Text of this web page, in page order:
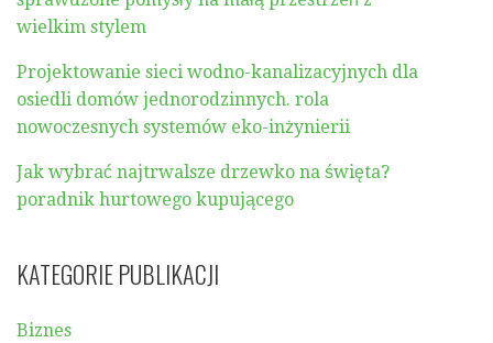
wielkim stylem
Projektowanie sieci wodno-kanalizacyjnych dla
osiedli domów jednorodzinnych. rola
nowoczesnych systemów eko-inżynierii
Jak wybrać najtrwalsze drzewko na święta?
poradnik hurtowego kupującego
KATEGORIE PUBLIKACJI
Biznes